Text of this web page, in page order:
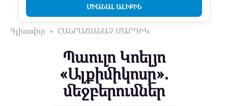
ՄԻԱՆԱԼ ԱԼԻՔԻՆ
Գլխավոր » ՀԱՆՐԱՃԱՆԱՉ ՄԱՐԴԻԿ
Պաուլո Կոելյո
«Ալքիմիկոսը».
մեջբերումներ